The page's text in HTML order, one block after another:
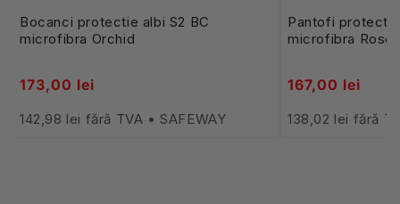
Bocanci protectie albi S2 BC
microfibra Orchid
173,00 lei
142,98 lei fără TVA • SAFEWAY
Pantofi
microfibra Rose
167,00 lei
138,02 lei fără